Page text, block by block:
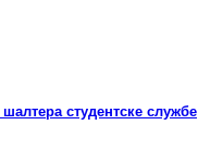
студентске службе